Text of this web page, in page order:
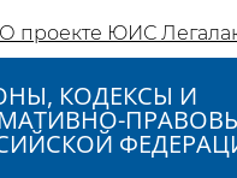
О проекте ЮИС
КОДЕКСЫ И